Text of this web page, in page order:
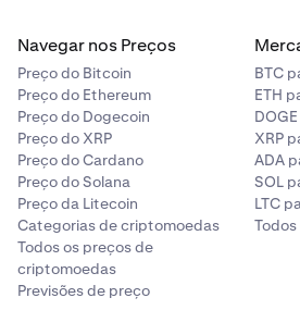
Navegar nos Preços
Preço do Bitcoin
Preço do Ethereum
Preço do Dogecoin
Preço do XRP
Preço do Cardano
Preço do Solana
Preço da Litecoin
Categorias de criptomoedas
Todos os preços de
criptomoedas
Previsões de preço
BTC
ETH
XRP
ADA
SOL
LTC